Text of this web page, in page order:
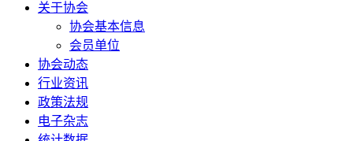
关于协会
协会基本信息
会员单位
协会动态
行业资讯
政策法规
电子杂志